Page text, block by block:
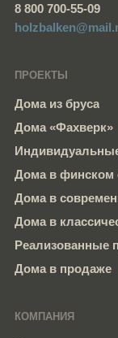
8 800 700-55-09
ПРОЕКТЫ
Дома из бруса
Дома «Фахверк»
Дома в финском
Дома в
Дома в
Реализованные
Дома в продаже
КОМПАНИЯ